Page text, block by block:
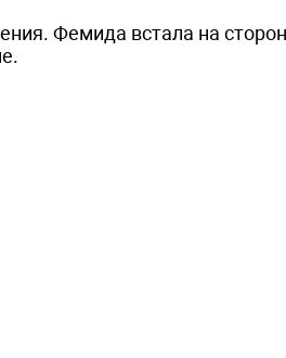
Фемида встала на